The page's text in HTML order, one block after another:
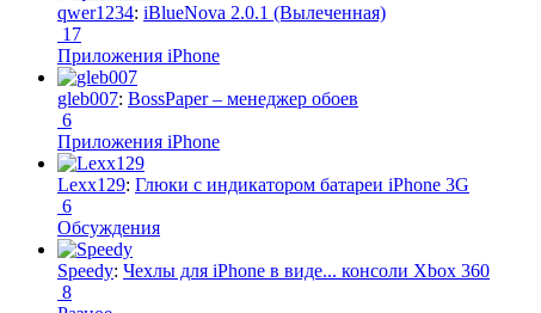
qwer1234: iBlueNova 2.0.1 (Вылеченная)
17
Приложения iPhone
gleb007: BossPaper – менеджер обоев
6
Приложения iPhone
Lexx129: Глюки с индикатором батареи iPhone 3G
6
Обсуждения
Speedy: Чехлы для iPhone в виде... консоли Xbox 360
8